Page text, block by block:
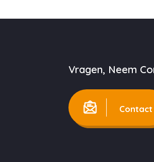
Vragen, Neem
Contact